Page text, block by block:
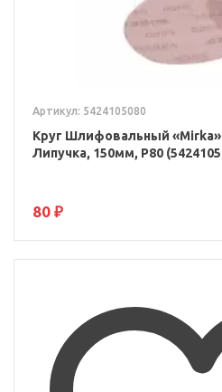
Артикул: 5424105080
Круг Шлифовальный
Липучка, 150мм, P80
80 ₽